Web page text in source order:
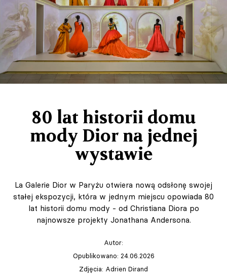
80 lat historii domu
mody Dior na jednej
wystawie
La Galerie Dior w Paryżu otwiera nową odsłonę swojej
stałej ekspozycji, która w jednym miejscu opowiada 80
lat historii domu mody - od Christiana Diora po
najnowsze projekty Jonathana Andersona.
Autor:
Opublikowano: 24.06.2026
Zdjęcia: Adrien Dirand